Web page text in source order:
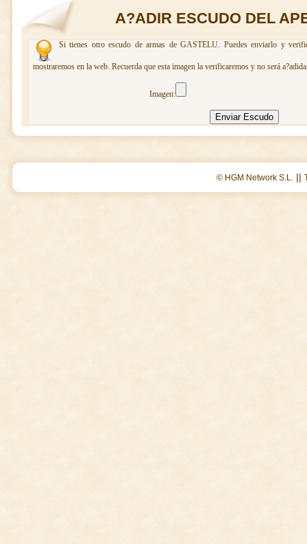
A?ADIR ESCUDO DEL
Si tienes otro escudo de armas de GASTELU. Puedes enviarlo y
mostraremos en la web. Recuerda que esta imagen la verificaremos y no será
Imagen:
© HGM Network S.L. ||